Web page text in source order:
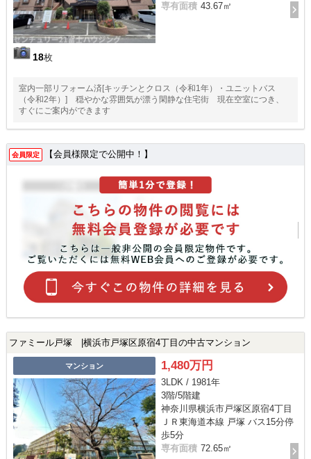
18枚
専有面積 43.67㎡
室内一部リフォーム済[キッチンとクロス（令和1年）・ユニットバス
（令和2年）] 穏やかな雰囲気が漂う閑静な住宅街 現在空室につき、
すぐにご案内ができます
会員限定 【会員様限定で公開中！】
ファミール戸塚 |横浜市戸塚区原宿4丁目の中古マンション
マンション 1,480万円
3LDK / 1981年
3階/5階建
神奈川県横浜市戸塚区原宿4丁目
ＪＲ東海道本線 戸塚 バス15分停
歩5分
専有面積 72.65㎡